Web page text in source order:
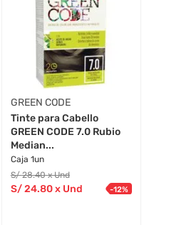
GREEN CODE
Tinte para Cabello
GREEN CODE 7.0 Rubio
Median...
Caja 1un
S/28.40 x Und
S/24.80x Und -12%